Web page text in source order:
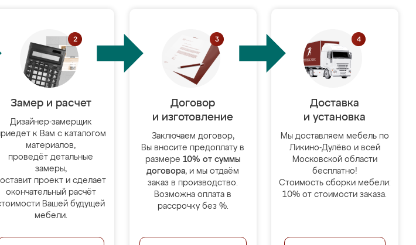
Замер и расчет
Дизайнер-замерщик
к Вам с каталогом
материалов,
проведёт детальные
замеры,
проект и сделает
окончательный расчёт
Вашей будущей
мебели.
Договор
и изготовление
Заключаем договор,
Вы вносите предоплату в
размере 10% от суммы
договора, и мы отдаём
заказ в производство.
Возможна оплата в
рассрочку без %.
Доставка
и установка
Мы доставляем мебель по
Ликино-Дулёво и всей
Московской области
бесплатно!
Стоимость сборки мебели:
10% от стоимости заказа.